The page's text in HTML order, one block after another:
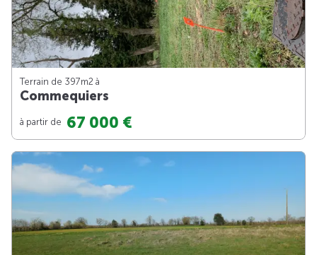
Terrain de 397m2 à
Commequiers
à partir de 67 000 €